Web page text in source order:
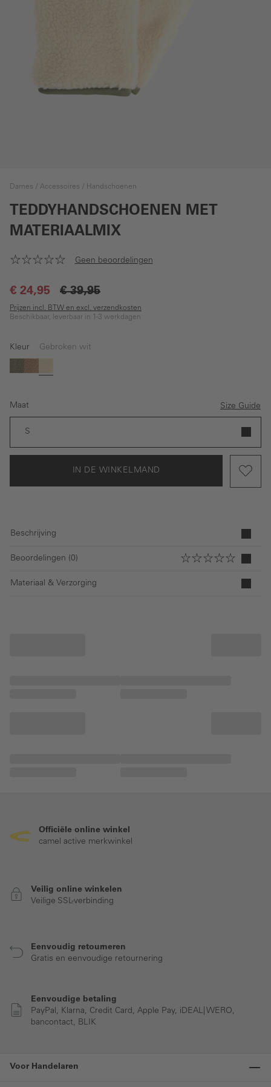
Dames Accessoires Handschoenen
TEDDYHANDSCHOENEN MET
MATERIAALMIX
Geen beoordelingen
€ 24,95 € 39,95
Prijzen incl. BTW en excl. verzendkosten
Beschikbaar, leverbaar in 1-3 werkdagen
Kleur Gebroken wit
GroenBeigeGebroken wit
Maat Size Guide
S
IN DE WINKELMAND
Beschrijving
Beoordelingen (0)
Materiaal & Verzorging
Officiële online winkel
camel active merkwinkel
Veilig online winkelen
Veilige SSL-verbinding
Eenvoudig retourneren
Gratis en eenvoudige retournering
Eenvoudige betaling
PayPal, Klarna, Credit Card, Apple Pay, iDEAL| WERO,
bancontact, BLIK
Voor Handelaren